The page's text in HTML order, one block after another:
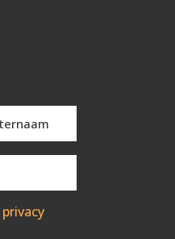
privacy